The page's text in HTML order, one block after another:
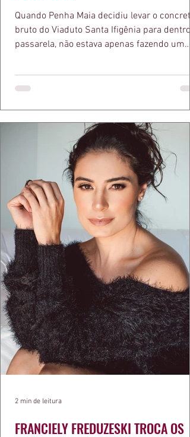
Quando Penha Maia decidiu levar o concreto
bruto do Viaduto Santa Ifigênia para dentro
passarela, não estava apenas fazendo um
a apresentadora e influenciadora Juliana
defende há tempos, o de que moda
estruturas geométricas, volumes
aquele concreto aparente típico da
arquitetura paulistana em peças de vestir,
FRANCIELY FREDUZESKI TROCA OS
2 min de leitura